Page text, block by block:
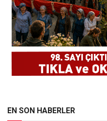
EN SON HABERLER